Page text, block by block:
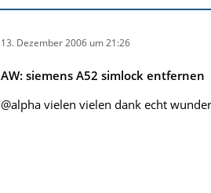
13. Dezember 2006 um 21:26
AW: siemens A52 simlock entfernen
@alpha vielen vielen dank echt